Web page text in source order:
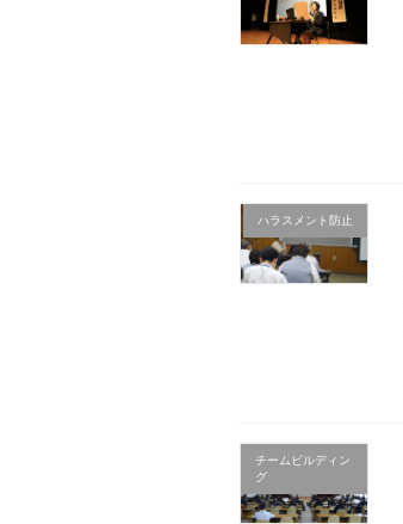
ハラスメント防止
チームビルディン
グ